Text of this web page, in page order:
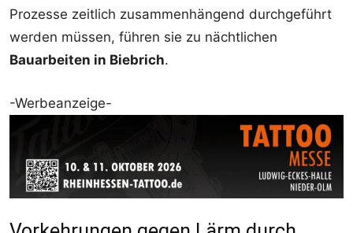
Prozesse zeitlich zusammenhängend durchgeführt
werden müssen, führen sie zu nächtlichen
Bauarbeiten in Biebrich.
-Werbeanzeige-